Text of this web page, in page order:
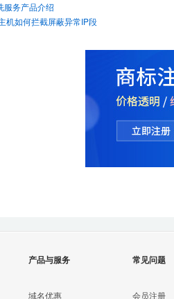
服务产品介绍
机如何拦截屏蔽异常IP段
产品与服务
域名优惠
常见问题
会员注册